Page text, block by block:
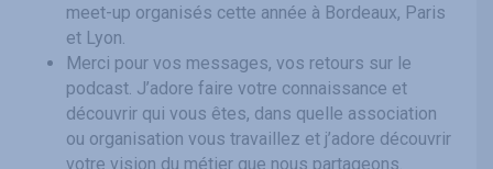
meet-up organisés cette année à Bordeaux, Paris
et Lyon.
Merci pour vos messages, vos retours sur le
podcast. J’adore faire votre connaissance et
découvrir qui vous êtes, dans quelle association
ou organisation vous travaillez et j’adore découvrir
votre vision du métier que nous partageons.